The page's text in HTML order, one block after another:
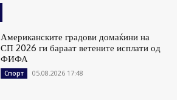
Американските градови домаќини на
СП 2026 ги бараат ветените исплати од
ФИФА
Спорт 05.08.2026 17:48